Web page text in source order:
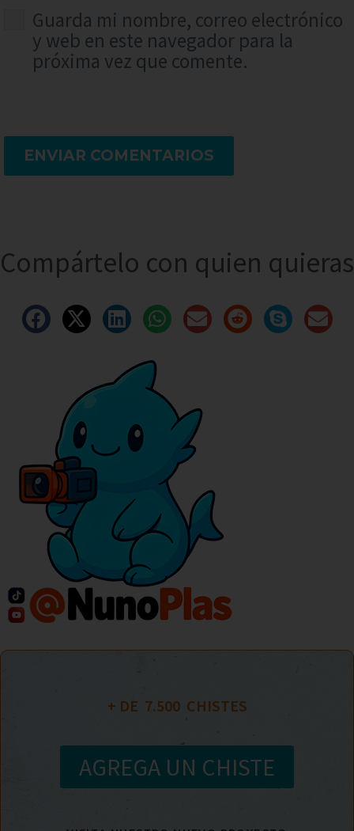
Guarda mi nombre, correo electrónico
y web en este navegador para la
próxima vez que comente.
ENVIAR COMENTARIOS
Compártelo con quien quieras
+ DE 7.500
  CHISTES
AGREGA UN CHISTE